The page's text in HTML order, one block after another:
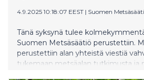
4.9.2025 10:18:07 EEST | Suomen
Tänä syksynä tulee
Suomen Metsäsäätiö perustettiin.
perustettiin alan yhteistä viestiä
tukemaan metsäalan tutkimusta ja